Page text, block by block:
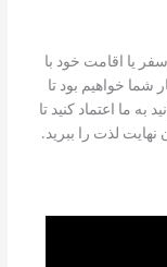
یا اقامت خود با
شما خواهیم بود تا
ما اعتماد کنید تا
لذت را ببرید.